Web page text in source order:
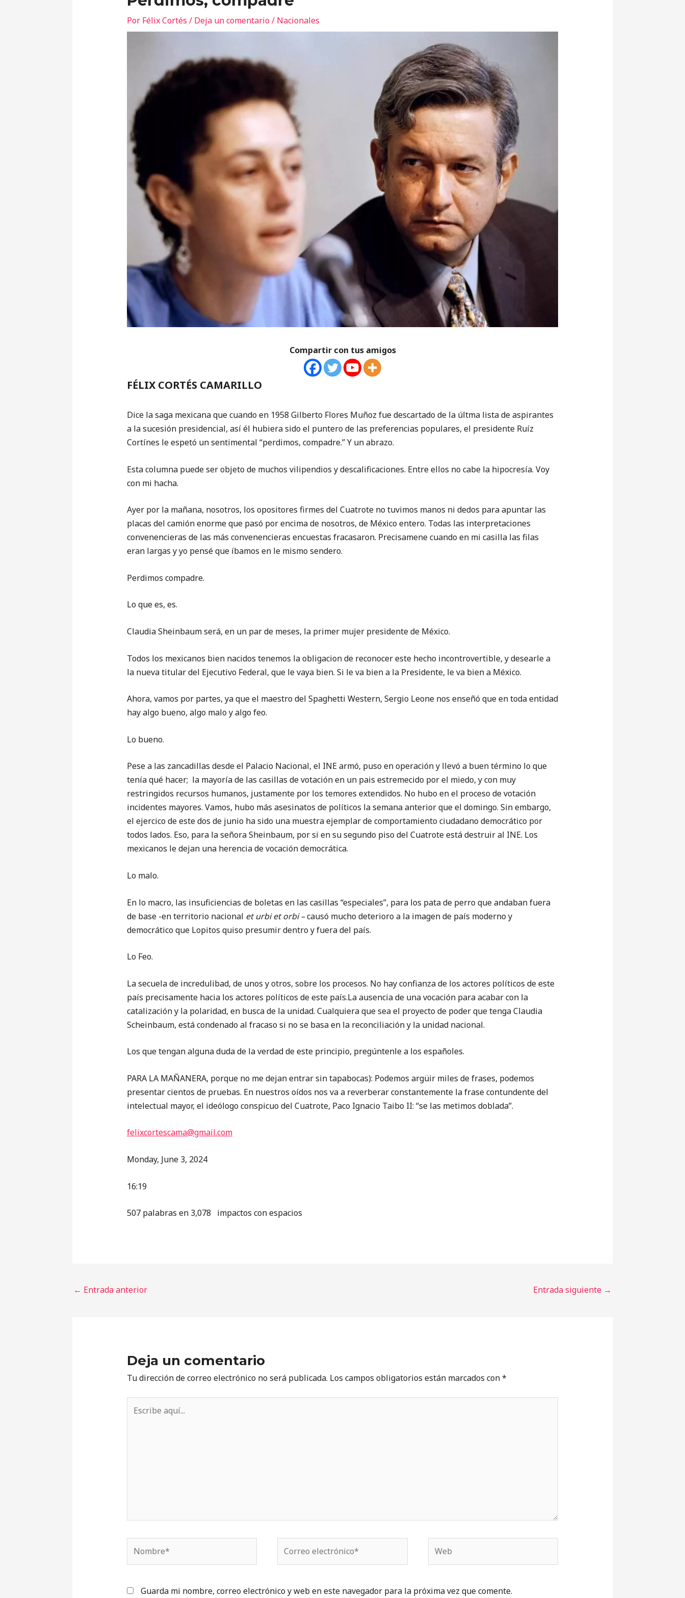
Por Félix Cortés / Deja un comentario/ Nacionales
Compartir con tus amigos
FÉLIX CORTÉS CAMARILLO
Dice la saga mexicana que cuando en 1958 Gilberto Flores Muñoz fue descartado de la últma lista de aspirantes
a la sucesión presidencial, así él hubiera sido el puntero de las preferencias populares, el presidente Ruíz
Cortínes le espetó un sentimental “perdimos, compadre.” Y un abrazo.
Esta columna puede ser objeto de muchos vilipendios y descalificaciones. Entre ellos no cabe la hipocresía. Voy
con mi hacha.
Ayer por la mañana, nosotros, los opositores firmes del Cuatrote no tuvimos manos ni dedos para apuntar las
placas del camión enorme que pasó por encima de nosotros, de México entero. Todas las interpretaciones
convenencieras de las más convenencieras encuestas fracasaron. Precisamene cuando en mi casilla las filas
eran largas y yo pensé que íbamos en le mismo sendero.
Perdimos compadre.
Lo que es, es.
Claudia Sheinbaum será, en un par de meses, la primer mujer presidente de México.
Todos los mexicanos bien nacidos tenemos la obligacion de reconocer este hecho incontrovertible, y desearle a
la nueva titular del Ejecutivo Federal, que le vaya bien. Si le va bien a la Presidente, le va bien a México.
Ahora, vamos por partes, ya que el maestro del Spaghetti Western, Sergio Leone nos enseñó que en toda entidad
hay algo bueno, algo malo y algo feo.
Lo bueno.
Pese a las zancadillas desde el Palacio Nacional, el INE armó, puso en operación y llevó a buen término lo que
tenía qué hacer; la mayoría de las casillas de votación en un pais estremecido por el miedo, y con muy
restringidos recursos humanos, justamente por los temores extendidos. No hubo en el proceso de votación
incidentes mayores. Vamos, hubo más asesinatos de políticos la semana anterior que el domingo. Sin embargo,
el ejercico de este dos de junio ha sido una muestra ejemplar de comportamiento ciudadano democrático por
todos lados. Eso, para la señora Sheinbaum, por si en su segundo piso del Cuatrote está destruir al INE. Los
mexicanos le dejan una herencia de vocación democrática.
Lo malo.
En lo macro, las insuficiencias de boletas en las casillas “especiales”, para los pata de perro que andaban fuera
de base -en territorio nacional et urbi et orbi –causó mucho deterioro a la imagen de país moderno y
democrático que Lopitos quiso presumir dentro y fuera del país.
Lo Feo.
La secuela de incredulibad, de unos y otros, sobre los procesos. No hay confianza de los actores políticos de este
país precisamente hacia los actores políticos de este país.La ausencia de una vocación para acabar con la
catalización y la polaridad, en busca de la unidad. Cualquiera que sea el proyecto de poder que tenga Claudia
Scheinbaum, está condenado al fracaso si no se basa en la reconciliación y la unidad nacional.
Los que tengan alguna duda de la verdad de este principio, pregúntenle a los españoles.
PARA LA MAÑANERA, porque no me dejan entrar sin tapabocas): Podemos argüir miles de frases, podemos
presentar cientos de pruebas. En nuestros oídos nos va a reverberar constantemente la frase contundente del
intelectual mayor, el ideólogo conspicuo del Cuatrote, Paco Ignacio Taibo II: “se las metimos doblada”.
felixcortescama@gmail.com
Monday, June 3, 2024
16:19
507 palabras en 3,078 impactos con espacios
← Entrada anterior Entrada siguiente →
Deja un comentario
Tu dirección de correo electrónico no será publicada. Los campos obligatorios están marcados con*
aquí...
electrónico*
Guarda mi nombre, correo electrónico y web en este navegador para la próxima vez que comente.